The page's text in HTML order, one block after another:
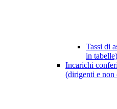
Tassi di
in tabelle)
Incarichi
(dirigenti e non